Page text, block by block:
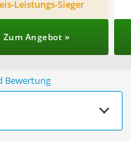
Leistungs-Sieger
Zum Angebot »
Bewertung